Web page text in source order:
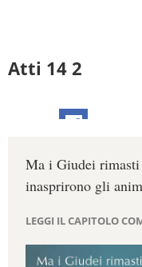
Atti 14 2
Ma i Giudei
inasprirono gli
LEGGI IL CAPITOLO